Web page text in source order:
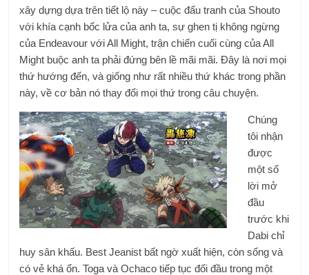
xây dựng dựa trên tiết lộ này – cuộc đấu tranh của Shouto
với khía cạnh bốc lửa của anh ta, sự ghen tị không ngừng
của Endeavour với All Might, trận chiến cuối cùng của All
Might buộc anh ta phải đứng bên lề mãi mãi. Đây là nơi mọi
thứ hướng đến, và giống như rất nhiều thứ khác trong phần
này, về cơ bản nó thay đổi mọi thứ trong câu chuyện.
Chúng
tôi nhận
được
một số
lời mở
đầu
trước khi
Dabi chỉ
huy sân khấu. Best Jeanist bất ngờ xuất hiện, còn sống và
có vẻ khá ổn. Toga và Ochaco tiếp tục đối đầu trong một